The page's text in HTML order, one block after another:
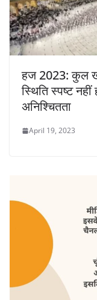
हज 2023: कुल
स्थिति स्पष्ट
अनिश्चितता
April 19, 2023